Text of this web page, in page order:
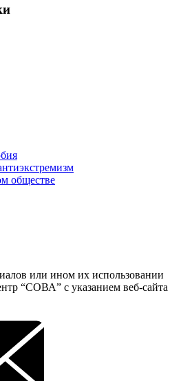
обществе
или ином их использовании
“СОВА” с указанием веб-сайта